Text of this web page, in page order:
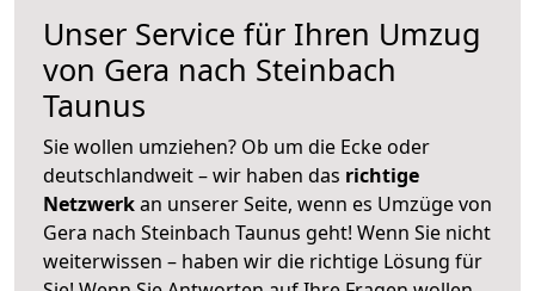
Unser Service für Ihren Umzug
von Gera nach Steinbach
Taunus
Sie wollen umziehen? Ob um die Ecke oder
deutschlandweit – wir haben das richtige
Netzwerkan unserer Seite, wenn es Umzüge von
Gera nach Steinbach Taunus geht! Wenn Sie nicht
weiterwissen – haben wir die richtige Lösung für